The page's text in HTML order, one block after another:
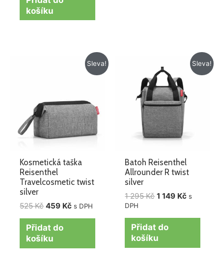
košíku
Sleva!
Kosmetická taška
Reisenthel
Travelcosmetic twist
silver
525Kč 459 Kč
Aktuální
cena
s DPH
Přidat do
košíku
Sleva!
Batoh Reisenthel
Allrounder R twist
silver
1 295Kč
cena
byla:
1
295 Kč.
1 149 Kč
Aktuální
cena
149 Kč.
s
DPH
Přidat do
košíku